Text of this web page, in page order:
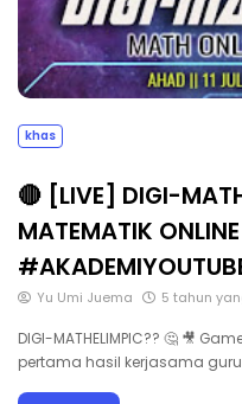
khas
🔴 [LIVE] DIGI-
MATEMATIK
Yu Umi Juema 5 tahun
DIGI-MATHELIMPIC?? 🤔 🎥
pertama hasil kerjasama